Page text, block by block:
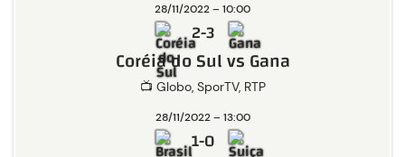
28/11/2022 – 10:00
📺 Globo, SporTV, RTP
2-3
Coréia do Sul vs Gana
28/11/2022 – 13:00
1-0